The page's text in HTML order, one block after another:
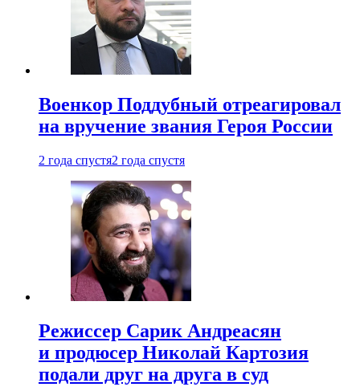
Военкор Поддубный отреагировал
на вручение звания Героя России
2 года спустя2 года спустя
Режиссер Сарик Андреасян
и продюсер Николай Картозия
подали друг на друга в суд